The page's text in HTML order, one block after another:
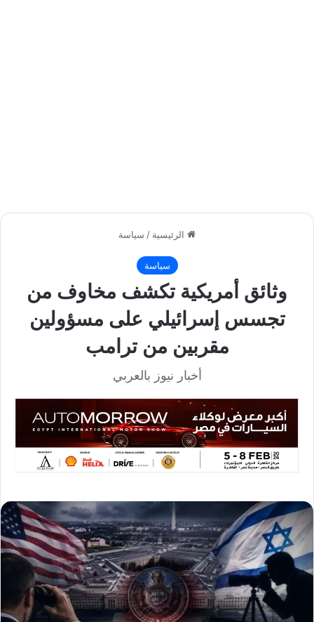
الرئيسية / سياسة
سياسة
وثائق أمريكية تكشف مخاوف من
تجسس إسرائيلي على مسؤولين
مقربين من ترامب
أخبار نيوز بالعربي